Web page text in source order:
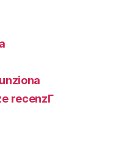
recenzГ­